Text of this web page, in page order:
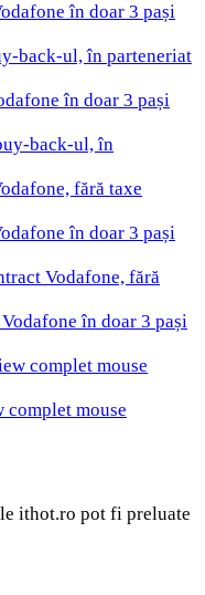
în doar 3 pași
back-ul, în parteneriat
în doar 3 pași
back-ul, în
fără taxe
în doar 3 pași
Vodafone, fără
în doar 3 pași
complet mouse
complet mouse
ithot.ro pot fi preluate